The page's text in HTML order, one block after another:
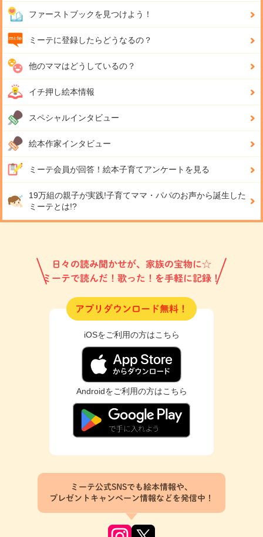
ファーストブックを見つけよう！
ミーテに登録したらどうなるの？
他のママはどうしているの？
イチ押し絵本情報
スペシャルインタビュー
絵本作家インタビュー
ミーテ会員が回答！ 絵本子育てアンケートを見る
19万組の親子が実践!子育てママ・パパのお声から誕生した
ミーテとは!?
日々の読み聞かせが、家族の宝物に☆
ミーテで読んだ！歌った！を手軽に記録！
アプリダウンロード無料！
iOSをご利用の方はこちら
Androidをご利用の方はこちら
ミーテ公式SNSでも絵本情報や、
プレゼントキャンペーン情報などを発信中！